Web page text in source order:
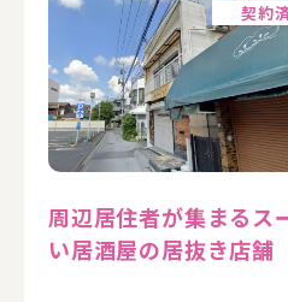
契約
周辺居住者が集まるス
い居酒屋の居抜き店舗